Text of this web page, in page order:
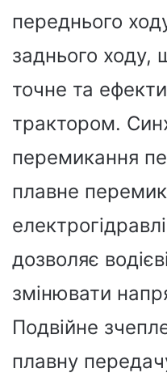
переднього
заднього ходу,
точне та
трактором.
перемикання
плавне
дозволяє
змінювати
Подвійне
плавну